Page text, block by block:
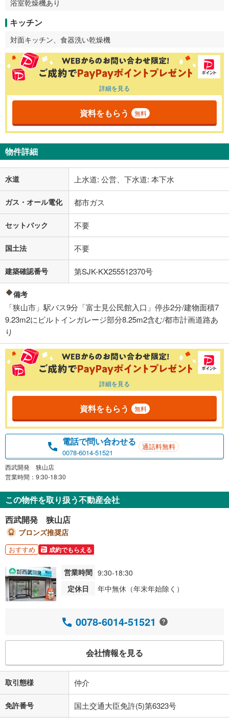
浴室乾燥機あり
キッチン
対面キッチン、食器洗い乾燥機
詳細を見る
資料をもらう 無料
物件詳細
水道 上水道: 公営、下水道: 本下水
ガス・オール電化 都市ガス
セットバック 不要
国土法 不要
建築確認番号 第SJK-KX255512370号
備考
「狭山市」駅バス9分「富士見公民館入口」停歩2分/建物面積7
9.23m2にビルトインガレージ部分8.25m2含む/都市計画道路あ
り
詳細を見る
資料をもらう 無料
電話で問い合わせる
0078-6014-51521
通話料無料
西武開発 狭山店
営業時間：9:30-18:30
この物件を取り扱う不動産会社
西武開発 狭山店
ブロンズ推奨店
おすすめ 成約でもらえる
営業時間 9:30-18:30
定休日
年中無休（年末年始除く）
0078-6014-51521
会社情報を見る
取引態様 仲介
免許番号 国土交通大臣免許(5)第6323号